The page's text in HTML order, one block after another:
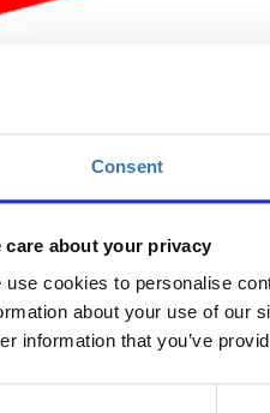
Consent
care about your privacy
use cookies to personalise
about your use of our
information that you’ve